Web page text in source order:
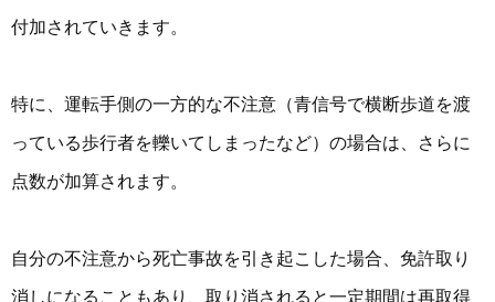
付加されていきます。
特に、運転手側の一方的な不注意（青信号で横断歩道を渡
っている歩行者を轢いてしまったなど）の場合は、さらに
点数が加算されます。
自分の不注意から死亡事故を引き起こした場合、免許取り
消しになることもあり、取り消されると一定期間は再取得